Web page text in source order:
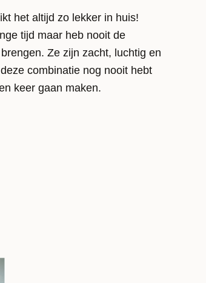
het altijd zo lekker in huis!
tijd maar heb nooit de
Ze zijn zacht, luchtig en
combinatie nog nooit hebt
keer gaan maken.